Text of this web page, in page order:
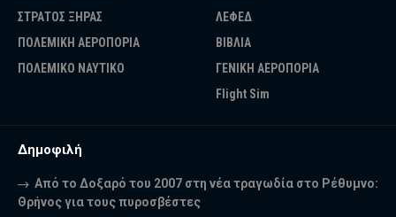
ΣΤΡΑΤΟΣ ΞΗΡΑΣ
ΠΟΛΕΜΙΚΗ ΑΕΡΟΠΟΡΙΑ
ΠΟΛΕΜΙΚΟ ΝΑΥΤΙΚΟ
ΛΕΦΕΔ
ΒΙΒΛΙΑ
ΓΕΝΙΚΗ ΑΕΡΟΠΟΡΙΑ
Flight Sim
Δημοφιλή
Από το Δοξαρό του 2007 στη νέα τραγωδία στο Ρέθυμνο:
Θρήνος για τους πυροσβέστες